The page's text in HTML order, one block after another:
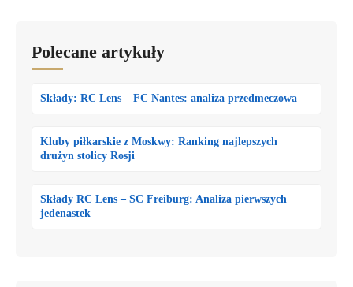
Polecane artykuły
Składy: RC Lens – FC Nantes: analiza przedmeczowa
Kluby piłkarskie z Moskwy: Ranking najlepszych
drużyn stolicy Rosji
Składy RC Lens – SC Freiburg: Analiza pierwszych
jedenastek